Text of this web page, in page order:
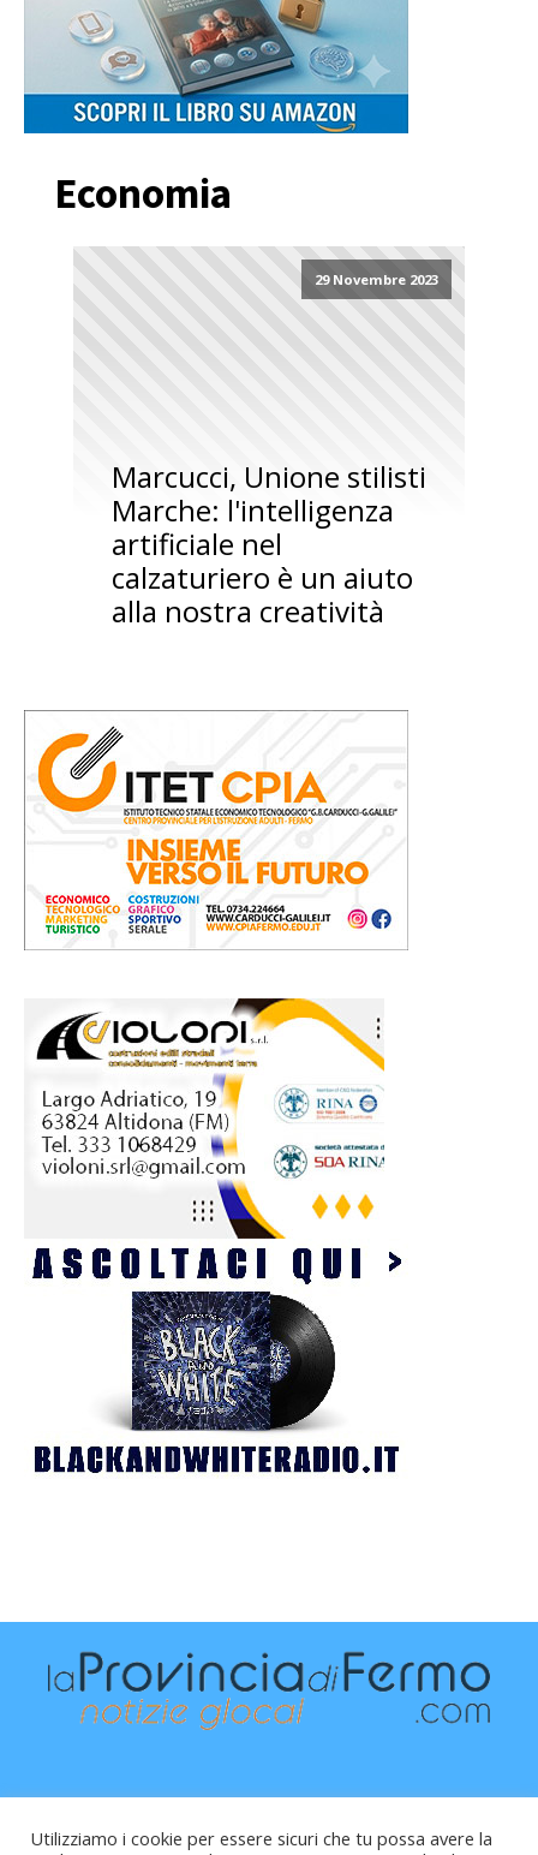
Economia
29 Novembre 2023
Marcucci, Unione stilisti
Marche: l'intelligenza
artificiale nel
calzaturiero è un aiuto
alla nostra creatività
Utilizziamo i cookie per essere sicuri che tu possa avere la